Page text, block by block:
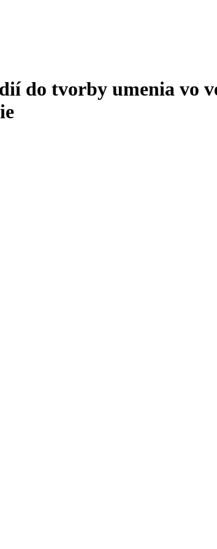
do tvorby umenia vo